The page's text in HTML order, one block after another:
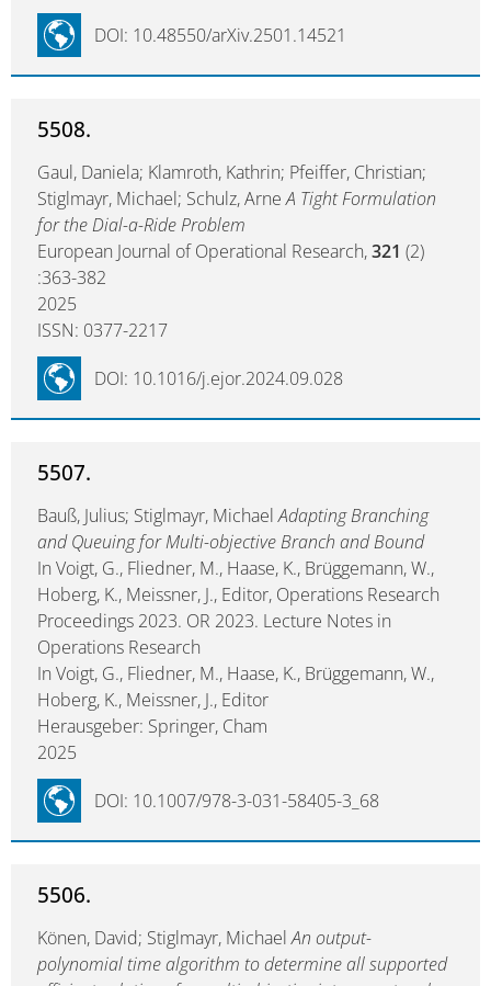
DOI: 10.48550/arXiv.2501.14521
5508.
Gaul, Daniela; Klamroth, Kathrin; Pfeiffer, Christian;
Stiglmayr, Michael; Schulz, ArneA Tight Formulation
for the Dial-a-Ride Problem
European Journal of Operational Research,321 (2)
:363-382
2025
ISSN: 0377-2217
DOI: 10.1016/j.ejor.2024.09.028
5507.
Bauß, Julius; Stiglmayr, MichaelAdapting Branching
and Queuing for Multi-objective Branch and Bound
In Voigt, G., Fliedner, M., Haase, K., Brüggemann, W.,
Hoberg, K., Meissner, J., Editor, Operations Research
Proceedings 2023. OR 2023. Lecture Notes in
Operations Research
In Voigt, G., Fliedner, M., Haase, K., Brüggemann, W.,
Hoberg, K., Meissner, J., Editor
Herausgeber: Springer, Cham
2025
DOI: 10.1007/978-3-031-58405-3_68
5506.
Könen, David; Stiglmayr, MichaelAn output-
polynomial time algorithm to determine all supported